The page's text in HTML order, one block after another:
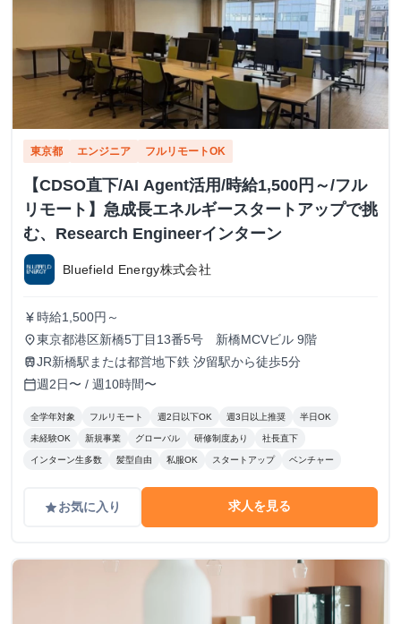
東京都 エンジニア フルリモートOK
【CDSO直下/AI Agent活用/時給1,500円～/フル
リモート】急成長エネルギースタートアップで挑
む、Research Engineerインターン
Bluefield Energy株式会社
currency_yen 時給1,500円～
place東京都港区新橋5丁目13番5号 新橋MCVビル 9階
trainJR新橋駅または都営地下鉄 汐留駅から徒歩5分
calendar_today週2日〜 / 週10時間〜
全学年対象 フルリモート 週2日以下OK 週3日以上推奨 半日OK
未経験OK 新規事業 グローバル 研修制度あり 社長直下
インターン生多数 髪型自由 私服OK スタートアップ ベンチャー
gradeお気に入り 求人を見る